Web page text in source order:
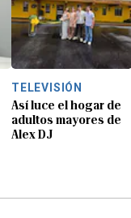
TELEVISIÓN
Así luce el hogar de
adultos mayores de
Alex DJ